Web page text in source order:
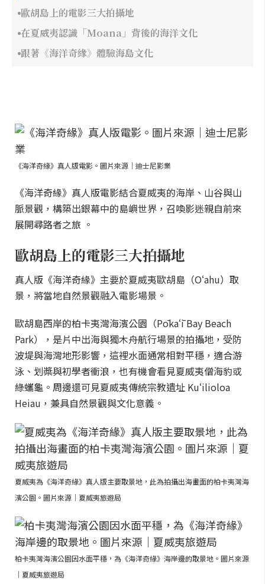
歐胡島上的電影三大拍攝地
在夏威夷認識「Moana」背後的海洋文化
跟著《海洋奇緣》體驗海島文化
《海洋奇緣》真人版電影。圖片來源｜迪士尼影業
《海洋奇緣》真人版電影結合夏威夷的海岸、山谷與山
脈景觀，構築出銀幕中的島嶼世界，召喚影迷親自前來
展開尋路者之旅 。
歐胡島上的電影三大拍攝地
真人版《海洋奇緣》主要於夏威夷歐胡島（Oʻahu）取
景，將當地自然景觀融入電影場景。
歐胡島西岸的柏卡夷灣海濱公園（Pōkaʻī Bay Beach
Park），是片中出海與獨木舟航行場景的拍攝地，受防
波堤與海灣地形影響，這裡水面通常相對平穩，適合游
泳、划槳與初學者衝浪，也有機會看見夏威夷僧海豹或
綠蠵龜。周邊還可見夏威夷傳統宗教遺址 Kuʻilioloa
Heiau，兼具自然景觀與文化意義。
夏威夷為《海洋奇緣》真人版主要取景地，此為拍攝出海畫面的柏卡夷灣海
濱公園。圖片來源｜夏威夷旅遊局
柏卡夷灣海濱公園因水面平穩，為《海洋奇緣》海岸邊的取景地。圖片來源
｜夏威夷旅遊局